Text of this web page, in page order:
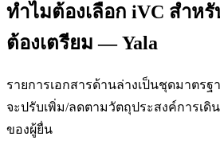
ทำไมต้องเลือก iVC สำหรั
ต้องเตรียม — Yala
รายการเอกสารด้านล่างเป็นชุดมาตรฐ
จะปรับเพิ่ม/ลดตามวัตถุประสงค์การเดิ
ของผู้ยื่น